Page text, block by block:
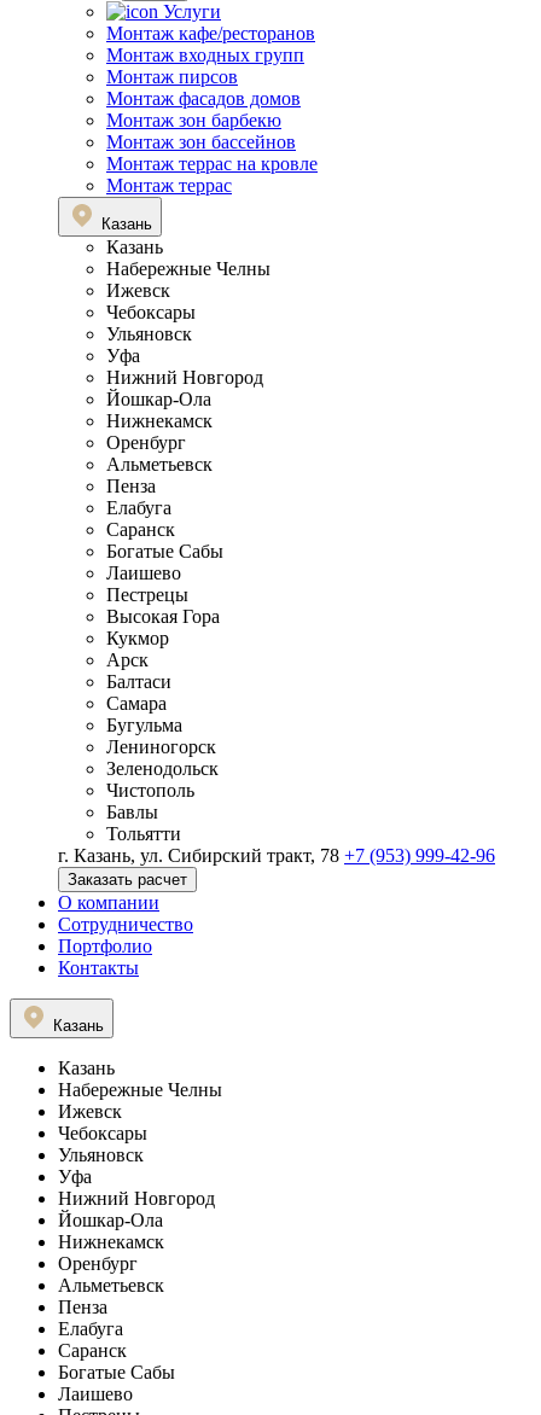
Услуги
Монтаж кафе/ресторанов
Монтаж входных групп
Монтаж пирсов
Монтаж фасадов домов
Монтаж зон барбекю
Монтаж зон бассейнов
Монтаж террас на кровле
Монтаж террас
Казань
Казань
Набережные Челны
Ижевск
Чебоксары
Ульяновск
Уфа
Нижний Новгород
Йошкар-Ола
Нижнекамск
Оренбург
Альметьевск
Пенза
Елабуга
Саранск
Богатые Сабы
Лаишево
Пестрецы
Высокая Гора
Кукмор
Арск
Балтаси
Самара
Бугульма
Лениногорск
Зеленодольск
Чистополь
Бавлы
Тольятти
г. Казань, ул. Сибирский тракт, 78 +7 (953) 999-42-96
Заказать расчет
О компании
Сотрудничество
Портфолио
Контакты
Казань
Казань
Набережные Челны
Ижевск
Чебоксары
Ульяновск
Уфа
Нижний Новгород
Йошкар-Ола
Нижнекамск
Оренбург
Альметьевск
Пенза
Елабуга
Саранск
Богатые Сабы
Лаишево